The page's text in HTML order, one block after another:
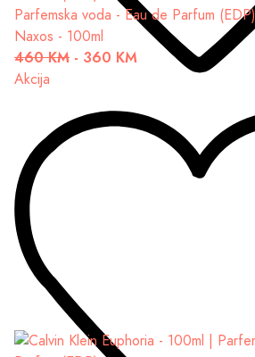
Parfemska voda - Eau de Parfum (EDP)
Naxos - 100ml
460 KM - 360 KM
Akcija